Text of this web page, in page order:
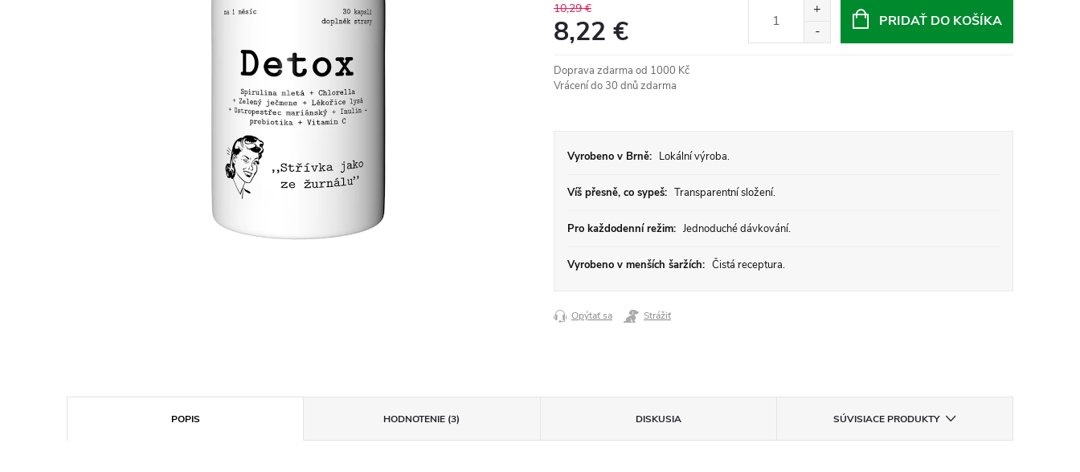
10,29 €
8,22 €
cena:
PRIDAŤ DO KOŠÍKA
Doprava zdarma od 1000 Kč
Vrácení do 30 dnů zdarma
Vyrobeno v Brně: Lokální výroba.
Víš přesně, co sypeš: Transparentní složení.
Pro každodenní režim: Jednoduché dávkování.
Vyrobeno v menších šaržích: Čistá receptura.
Opýtať sa Strážiť
POPIS HODNOTENIE (3) DISKUSIA SÚVISIACE PRODUKTY